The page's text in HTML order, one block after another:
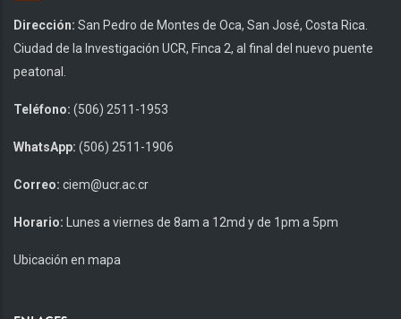
Dirección: San Pedro de Montes de Oca, San José, Costa Rica.
Ciudad de la Investigación UCR, Finca 2, al final del nuevo puente
peatonal.
Teléfono: (506) 2511-1953
WhatsApp: (506) 2511-1906
Correo: ciem@ucr.ac.cr
Horario: Lunes a viernes de 8am a 12md y de 1pm a 5pm
Ubicación en mapa